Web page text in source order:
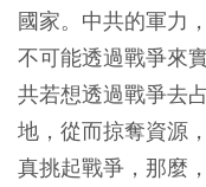
國家。中共的軍力
不可能透過戰爭來
共若想透過戰爭去
地，從而掠奪資源
真挑起戰爭，那麼